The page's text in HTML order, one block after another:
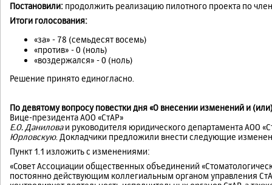
Постановили: продолжить реализацию пилотного проекта по
Итоги голосования:
«за» - 78 (семьдесят восемь)
«против» - 0 (ноль)
«воздержался» - 0 (ноль)
Решение принято единогласно.
По девятому вопросу повестки дня «О внесении изменений и
Вице-президента АОО «СтАР»
Е.О. Даниловаи руководителя юридического департамента АОО
Юрловскую. Докладчики предложили внести следующие
Пункт 1.1 изложить с изменениями:
«Совет Ассоциации общественных объединений
постоянно действующим коллегиальным органом управления